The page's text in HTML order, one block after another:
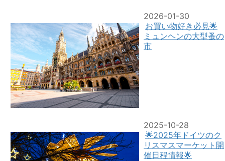
2026-01-30
お買い物好き必見🌟
ミュンヘンの大型蚤の
市
2025-10-28
🌟2025年ドイツのク
リスマスマーケット開
催日程情報🌟